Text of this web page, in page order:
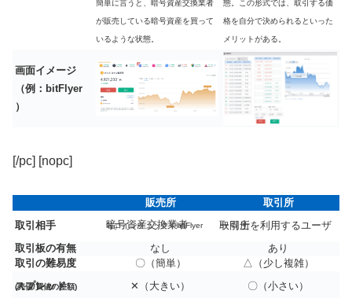
簡単に言うと、暗号資産交換業者
が販売している暗号資産を買って
いるような状態。
態。この形式では、取引する価
格を自分で決められるといった
メリットがある。
画面イメージ
（例：bitFlyer
）
[/pc] [nopc]
販売所
取引所
取引相手
暗号資産交換業者
（コインチェックやbitFlyer等）
取引所を利用するユーザー同士
取引板の有無
なし
あり
取引の難易度
〇（簡単）
△（少し複雑）
スプレッド
(売値/買値の差額) ✕（大きい） 〇（小さい）